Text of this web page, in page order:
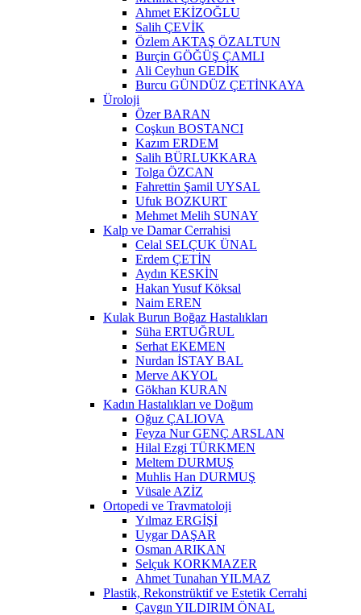
Ahmet EKİZOĞLU
Salih ÇEVİK
Özlem AKTAŞ ÖZALTUN
Burçin GÖĞÜŞ ÇAMLI
Ali Ceyhun GEDİK
Burcu GÜNDÜZ ÇETİNKAYA
Üroloji
Özer BARAN
Coşkun BOSTANCI
Kazım ERDEM
Salih BÜRLUKKARA
Tolga ÖZCAN
Fahrettin Şamil UYSAL
Ufuk BOZKURT
Mehmet Melih SUNAY
Kalp ve Damar Cerrahisi
Celal SELÇUK ÜNAL
Erdem ÇETİN
Aydın KESKİN
Hakan Yusuf Köksal
Naim EREN
Kulak Burun Boğaz Hastalıkları
Süha ERTUĞRUL
Serhat EKEMEN
Nurdan İSTAY BAL
Merve AKYOL
Gökhan KURAN
Kadın Hastalıkları ve Doğum
Oğuz ÇALIOVA
Feyza Nur GENÇ ARSLAN
Hilal Ezgi TÜRKMEN
Meltem DURMUŞ
Muhlis Han DURMUŞ
Vüsale AZİZ
Ortopedi ve Travmatoloji
Yılmaz ERGİŞİ
Uygar DAŞAR
Osman ARIKAN
Selçuk KORKMAZER
Ahmet Tunahan YILMAZ
Plastik, Rekonstrüktif ve Estetik Cerrahi
Çavgın YILDIRIM ÖNAL